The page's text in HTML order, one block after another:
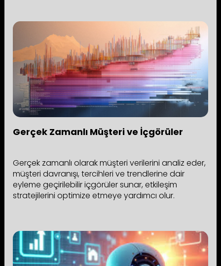
Gerçek Zamanlı Müşteri ve İçgörüler
Gerçek zamanlı olarak müşteri verilerini analiz eder,
müşteri davranışı, tercihleri ve trendlerine dair
eyleme geçirilebilir içgörüler sunar, etkileşim
stratejilerini optimize etmeye yardımcı olur.